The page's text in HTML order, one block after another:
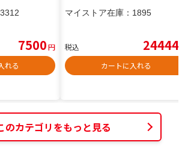
3312
7500円
れる
マイストア在庫： 1895
税込 24444
カートに入れる
のカテゴリをもっと見る